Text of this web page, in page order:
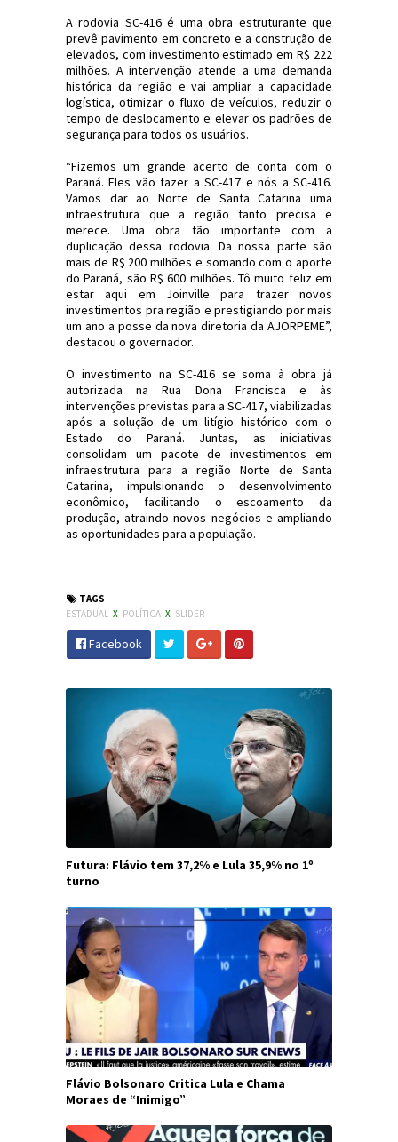
A rodovia SC-416 é uma obra estruturante que
prevê pavimento em concreto e a construção de
elevados, com investimento estimado em R$ 222
milhões. A intervenção atende a uma demanda
histórica da região e vai ampliar a capacidade
logística, otimizar o fluxo de veículos, reduzir o
tempo de deslocamento e elevar os padrões de
segurança para todos os usuários.
“Fizemos um grande acerto de conta com o
Paraná. Eles vão fazer a SC-417 e nós a SC-416.
Vamos dar ao Norte de Santa Catarina uma
infraestrutura que a região tanto precisa e
merece. Uma obra tão importante com a
duplicação dessa rodovia. Da nossa parte são
mais de R$ 200 milhões e somando com o aporte
do Paraná, são R$ 600 milhões. Tô muito feliz em
estar aqui em Joinville para trazer novos
investimentos pra região e prestigiando por mais
um ano a posse da nova diretoria da AJORPEME”,
destacou o governador.
O investimento na SC-416 se soma à obra já
autorizada na Rua Dona Francisca e às
intervenções previstas para a SC-417, viabilizadas
após a solução de um litígio histórico com o
Estado do Paraná. Juntas, as iniciativas
consolidam um pacote de investimentos em
infraestrutura para a região Norte de Santa
Catarina, impulsionando o desenvolvimento
econômico, facilitando o escoamento da
produção, atraindo novos negócios e ampliando
as oportunidades para a população.
TAGS
ESTADUAL X POLÍTICA X SLIDER
Facebook
Futura: Flávio tem 37,2% e Lula 35,9% no 1º
turno
Flávio Bolsonaro Critica Lula e Chama
Moraes de “Inimigo”